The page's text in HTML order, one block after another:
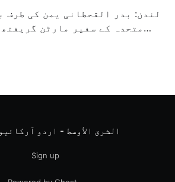
لندن: بدر القحطانی یمن کی طرف
متحدہ کے سفیر مارٹن
ثالثی اور اس کشمکش کی
الشرق الأوسط - اردو آرکائیو
Sign up